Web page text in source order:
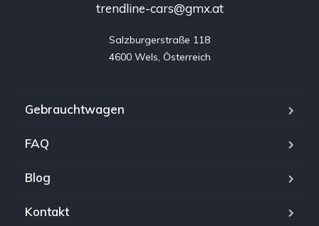
trendline-cars@gmx.at
Salzburgerstraße 118
4600 Wels, Österreich
Gebrauchtwagen
FAQ
Blog
Kontakt